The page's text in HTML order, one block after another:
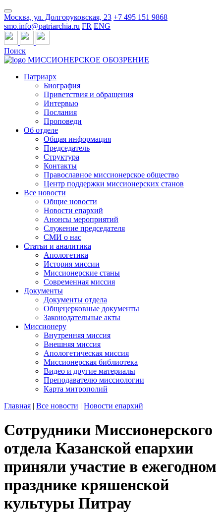
Москва, ул. Долгоруковская, 23 +7 495 151 9868
smo.info@patriarchia.ru FR ENG
Поиск
МИССИОНЕРСКОЕ ОБОЗРЕНИЕ
Патриарх
Биография
Приветствия и обращения
Интервью
Послания
Проповеди
Об отделе
Общая информация
Председатель
Структура
Контакты
Православное миссионерское общество
Центр поддержки миссионерских станов
Все новости
Общие новости
Новости епархий
Анонсы мероприятий
Служение председателя
СМИ о нас
Статьи и аналитика
Апологетика
История миссии
Миссионерские станы
Современная миссия
Документы
Документы отдела
Общецерковные документы
Законодательные акты
Миссионеру
Внутренняя миссия
Внешняя миссия
Апологетическая миссия
Миссионерская библиотека
Видео и другие материалы
Преподавателю миссиологии
Карта митрополий
Главная | Все новости | Новости епархий
Сотрудники Миссионерского
отдела Казанской епархии
приняли участие в ежегодном
празднике кряшенской
культуры Питрау